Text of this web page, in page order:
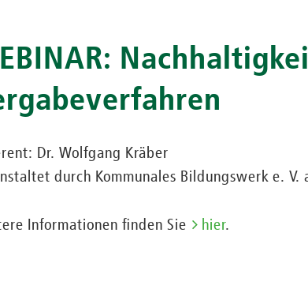
Dr. Wolfgang Kräber
durch Kommunales Bildungswerk e.
Informationen finden Sie hier.